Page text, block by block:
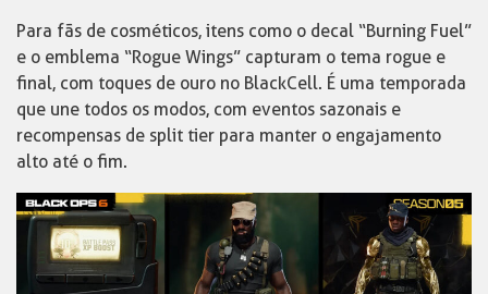
Para fãs de cosméticos, itens como o decal “Burning Fuel”
e o emblema “Rogue Wings” capturam o tema rogue e
final, com toques de ouro no BlackCell. É uma temporada
que une todos os modos, com eventos sazonais e
recompensas de split tier para manter o engajamento
alto até o fim.